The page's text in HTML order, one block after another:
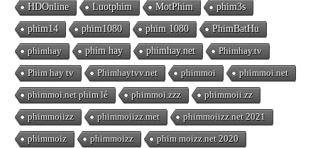
HDOnline Luotphim MotPhim phim3s
phim14 phim1080 phim 1080 PhimBatHu
phimhay phim hay phimhay.net Phimhay.tv
Phim hay tv Phimhaytvv.net phimmoi phimmoi.net
phimmoi.net phim lẻ phimmoi.zzz phimmoii.zz
phimmoiizz phimmoiizz.met phimmoiizz.net 2021
phimmoiz phimmoizz phim moizz.net 2020